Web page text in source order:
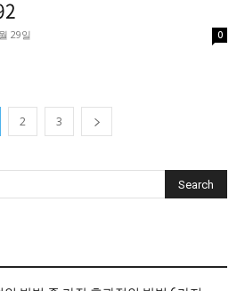
29일 0
2 3